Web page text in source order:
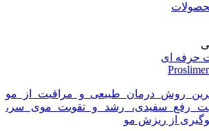
ای
روش درمان طبیعی و مراقبت از مو
سفیدی، رشد و تقویت موی سر،
از ریزش مو